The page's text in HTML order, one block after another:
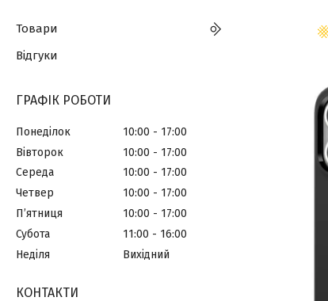
Товари
Відгуки
ГРАФІК РОБОТИ
Понеділок 10:00
17:00
Вівторок
10:00
17:00
Середа
10:00
17:00
Четвер
10:00
17:00
Пʼятниця
10:00
17:00
Субота
11:00
16:00
Неділя
Вихідний
КОНТАКТИ